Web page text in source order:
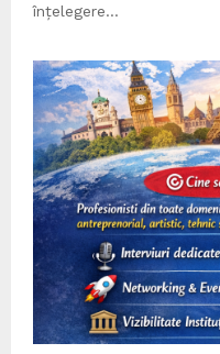
înțelegere...